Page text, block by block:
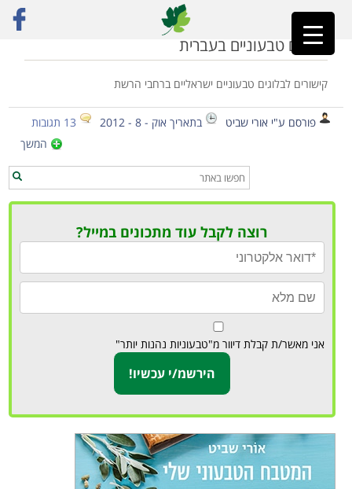
ראשי»בלוג בישול צמחוני
בלוגים טבעוניים בעברית
קישורים לבלוגים טבעוניים ישראליים ברחבי הרשת
פורסם ע"י אורי שביט בתאריך אוק - 8 - 2012
13 תגובות
המשך
רוצה לקבל עוד מתכונים במייל?
אני מאשר/ת קבלת דיוור מ"טבעוניות נהנות יותר"